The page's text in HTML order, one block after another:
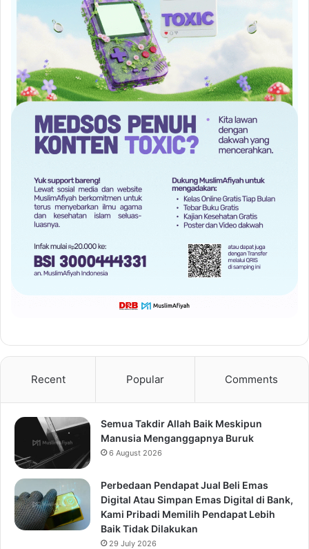
Recent Popular Comments
Semua Takdir Allah Baik Meskipun
Manusia Menganggapnya Buruk
6 August 2026
Perbedaan Pendapat Jual Beli Emas
Digital Atau Simpan Emas Digital di Bank,
Kami Pribadi Memilih Pendapat Lebih
Baik Tidak Dilakukan
29 July 2026